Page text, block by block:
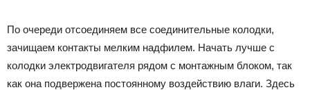
По очереди отсоединяем все соединительные колодки,
зачищаем контакты мелким надфилем. Начать лучше с
колодки электродвигателя рядом с монтажным блоком, так
как она подвержена постоянному воздействию влаги. Здесь